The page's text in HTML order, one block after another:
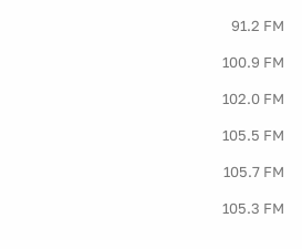
91.2 FM
100.9 FM
102.0 FM
105.5 FM
105.7 FM
105.3 FM